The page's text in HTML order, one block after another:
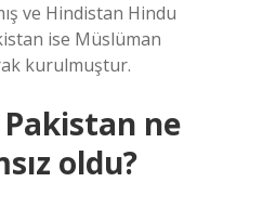
ve Hindistan Hindu
ise Müslüman
kurulmuştur.
ne
oldu?